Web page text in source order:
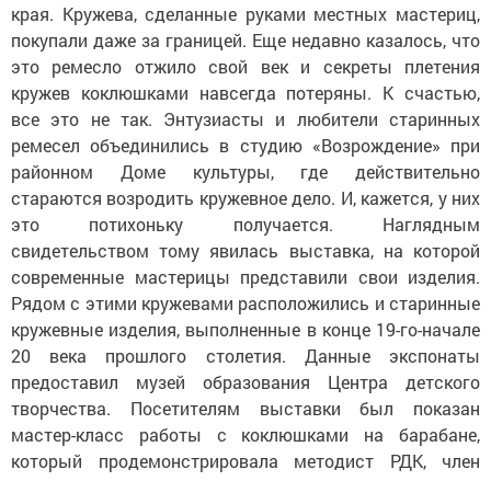
края. Кружева, сделанные руками местных мастериц,
покупали даже за границей. Еще недавно казалось, что
это ремесло отжило свой век и секреты плетения
кружев коклюшками навсегда потеряны. К счастью,
все это не так. Энтузиасты и любители старинных
ремесел объединились в студию «Возрождение» при
районном Доме культуры, где действительно
стараются возродить кружевное дело. И, кажется, у них
это потихоньку получается. Наглядным
свидетельством тому явилась выставка, на которой
современные мастерицы представили свои изделия.
Рядом с этими кружевами расположились и старинные
кружевные изделия, выполненные в конце 19-го-начале
20 века прошлого столетия. Данные экспонаты
предоставил музей образования Центра детского
творчества. Посетителям выставки был показан
мастер-класс работы с коклюшками на барабане,
который продемонстрировала методист РДК, член